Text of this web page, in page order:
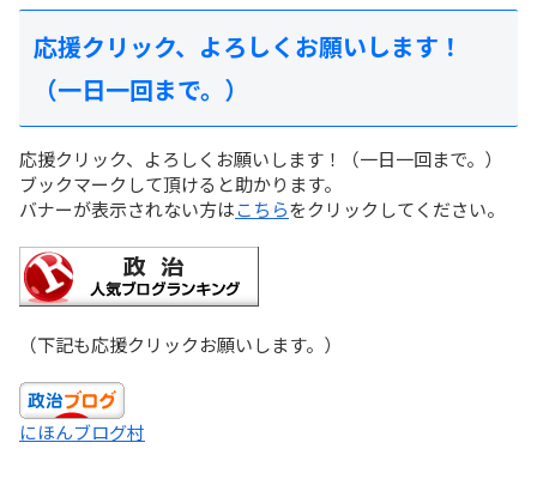
応援クリック、よろしくお願いします！
（一日一回まで。）
応援クリック、よろしくお願いします！（一日一回まで。）
ブックマークして頂けると助かります。
バナーが表示されない方はこちらをクリックしてください。
（下記も応援クリックお願いします。）
にほんブログ村